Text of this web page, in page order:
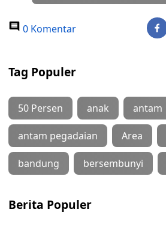
0 Komentar
Tag Populer
50 Persen anak antam
antam pegadaian Area
bandung bersembunyi
Berita Populer